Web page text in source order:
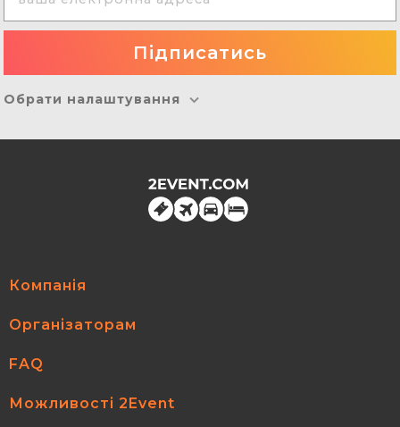
Обрати налаштування
Компанія
Організаторам
FAQ
Можливості 2Event